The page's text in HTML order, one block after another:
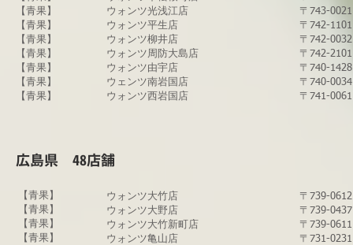
【青果】
【青果】
【青果】
【青果】
【青果】
【青果】
【青果】
ウォンツ光浅江店
​ウォンツ平生店
ウォンツ柳井店
​ウォンツ周防大島店
ウォンツ由宇店
ウェンツ南岩国店
​ウォンツ西岩国店​
〒743-
〒742-
〒742-
〒742-
〒740-
〒740-
〒741-
​広島県 48店舗
【青果】
【青果】​
​【青果】
​​【青果】
​ウォンツ大竹店
ウォンツ大野店
​ウォンツ大竹新町店
​ウォンツ亀山店
〒739-
〒739-
〒739-
〒731-